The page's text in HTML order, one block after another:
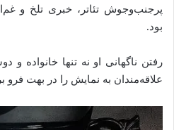
پرجنب‌وجوش تئاتر، خبری تلخ و
بود.
رفتن ناگهانی او نه تنها خانواده و
علاقه‌مندان به نمایش را در بهت فرو